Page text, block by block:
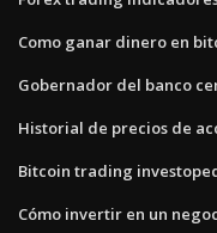
Como ganar dinero en
Gobernador del banco
Historial de precios de
Bitcoin trading
Cómo invertir en un